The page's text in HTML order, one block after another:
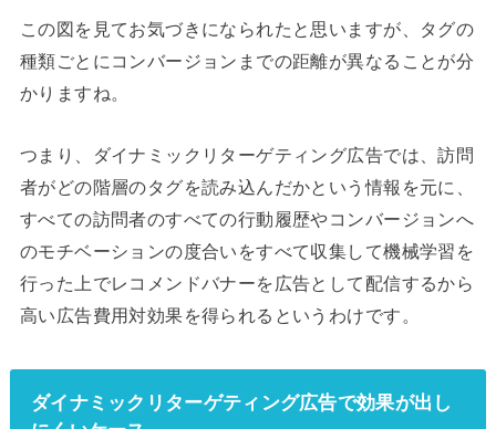
この図を見てお気づきになられたと思いますが、タグの
種類ごとにコンバージョンまでの距離が異なることが分
かりますね。
つまり、ダイナミックリターゲティング広告では、訪問
者がどの階層のタグを読み込んだかという情報を元に、
すべての訪問者のすべての行動履歴やコンバージョンへ
のモチベーションの度合いをすべて収集して機械学習を
行った上でレコメンドバナーを広告として配信するから
高い広告費用対効果を得られるというわけです。
ダイナミックリターゲティング広告で効果が出し